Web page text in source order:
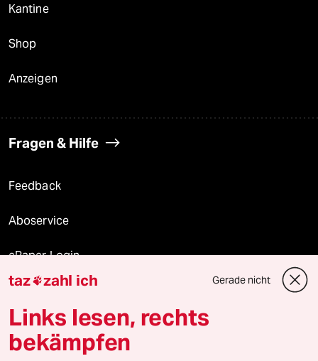
Kantine
Shop
Anzeigen
Fragen & Hilfe
Feedback
Aboservice
ePaper Login
Downloads für Abonnierende
© 2026 taz Verlags und Vertriebs GmbH
taz zahl ich Gerade nicht
Links lesen, rechts
bekämpfen